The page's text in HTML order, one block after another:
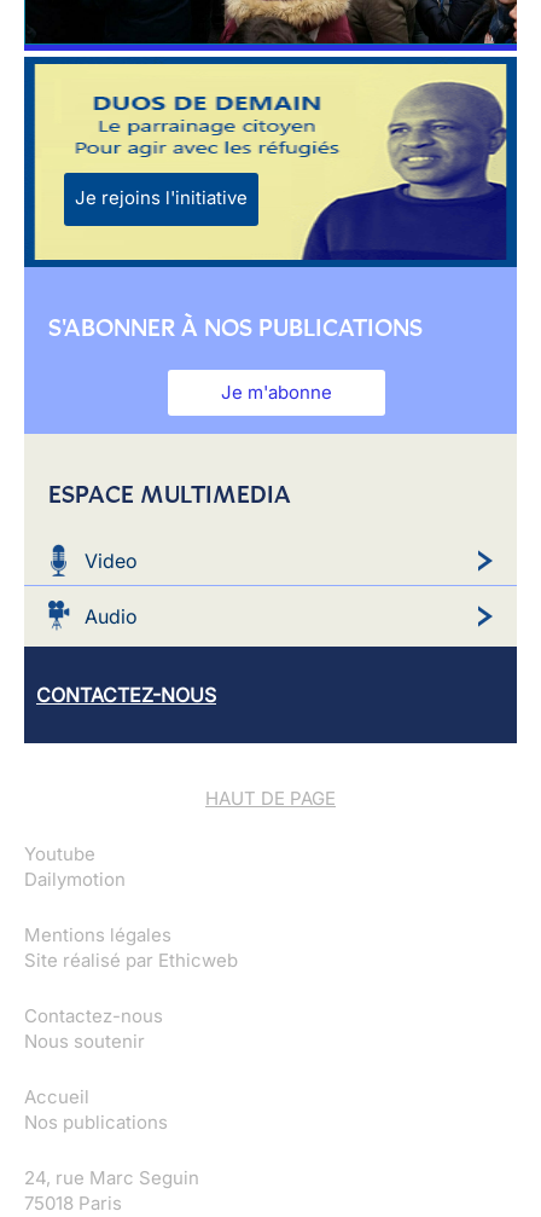
Je rejoins l'initiative
S'ABONNER À NOS PUBLICATIONS
Je m'abonne
ESPACE MULTIMEDIA
Video
Audio
CONTACTEZ-NOUS
HAUT DE PAGE
Youtube
Dailymotion
Mentions légales
Site réalisé par Ethicweb
Contactez-nous
Nous soutenir
Accueil
Nos publications
24, rue Marc Seguin
75018 Paris